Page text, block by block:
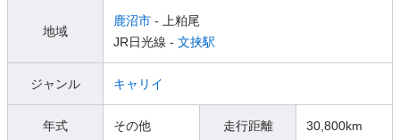
地域
鹿沼市 - 上粕尾
JR日光線 - 文挟駅
ジャンル キャリイ
年式 その他 走行距離 30,800km